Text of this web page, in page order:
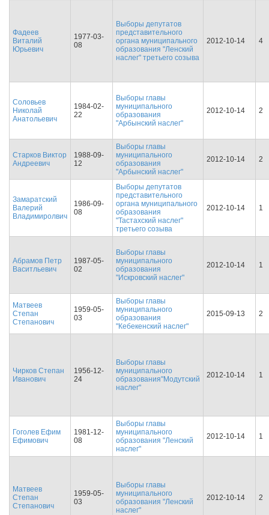
Фадеев
Виталий
Юрьевич
1977-03-
08
Выборы депутатов
представительного
органа муниципального
образования "Ленский
наслег" третьего созыва
2012-10-14 4
Соловьев
Николай
Анатольевич
1984-02-
22
Выборы главы
муниципального
образования
"Арбынский наслег"
2012-10-14 2
Старков Виктор
Андреевич
1988-09-
12
Выборы главы
муниципального
образования
"Арбынский наслег"
2012-10-14 2
Замаратский
Валерий
Владимиролвич
1986-09-
08
Выборы депутатов
представительного
органа муниципального
образования
"Тастахский наслег"
третьего созыва
2012-10-14 1
Абрамов Петр
Васитльевич
1987-05-
02
Выборы главы
муниципального
образования
"Искровский наслег"
2012-10-14 1
Матвеев
Степан
Степанович
1959-05-
03
Выборы главы
муниципального
образования
"Кебекенский наслег"
2015-09-13 2
Чирков Степан
Иванович
1956-12-
24
Выборы главы
муниципального
образования"Модутский
наслег"
2012-10-14 1
Гоголев Ефим
Ефимович
1981-12-
08
Выборы главы
муниципального
образования "Ленский
наслег"
2012-10-14 1
Матвеев
Степан
Степанович
1959-05-
03
Выборы главы
муниципального
образования "Ленский
наслег"
2012-10-14 2